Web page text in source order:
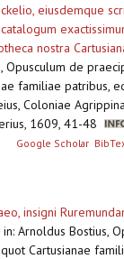
eiusdemque
nostra
Opusculum de
familiae patribus,
Coloniae
1609, 41-48
Google Scholar
insigni
in: Arnoldus Bostius,
Cartusianae